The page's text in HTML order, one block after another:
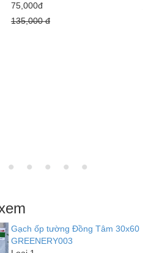
75,000đ
135,000 đ
Gạch ốp tường Đồng Tâm 30x60
GREENERY003